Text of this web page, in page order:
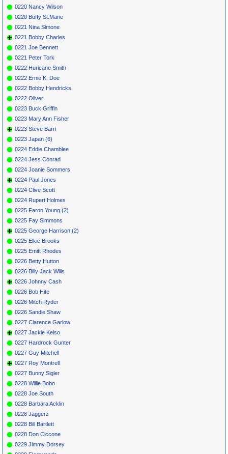
0220 Nancy Wilson
0220 Buffy St.Marie
0221 Nina Simone
0221 Bobby Charles
0221 Joe Bennett
0221 Peter Tork
0222 Huricane Smith
0222 Ernie K. Doe
0222 Bobby Hendricks
0222 Oliver
0223 Buck Griffin
0223 Mary Ann Fisher
0223 Steve Barri
0223 Japan (6)
0224 Eddie Chamblee
0224 Jess Conrad
0224 Joanie Sommers
0224 Paul Jones
0224 Clive Scott
0224 Rupert Holmes
0225 Faron Young (2)
0225 Fay Simmons
0225 George Harrison (2)
0225 Elkie Brooks
0225 Emitt Rhodes
0226 Betty Hutton
0226 Billy Jack Wills
0226 Johnny Cash
0226 Bob Hite
0226 Mitch Ryder
0226 Sandie Shaw
0227 Clarence Garlow
0227 Jackie Kelso
0227 Hardrock Gunter
0227 Guy Mitchell
0227 Roy Montrell
0227 Bunny Sigler
0228 Willie Bobo
0228 Joe South
0228 Barbara Acklin
0228 Jaggerz
0228 Bill Bartlett
0228 Don Ciccone
0229 Jimmy Dorsey